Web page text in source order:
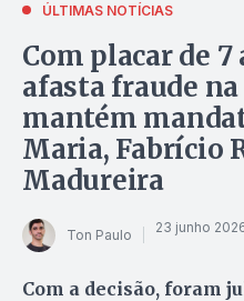
ÚLTIMAS NOTÍCIAS
Com placar de 7
afasta fraude
mantém
Maria, Fabrício
Madureira
Ton Paulo 23 junho
Com a decisão, foram